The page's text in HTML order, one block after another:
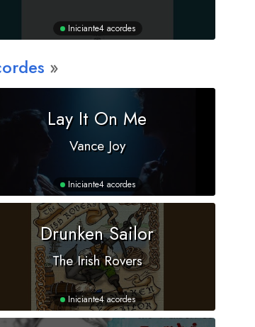
Iniciante4 acordes
Lay It On Me
Vance Joy
Iniciante4 acordes
Drunken Sailor
The Irish Rovers
Iniciante4 acordes